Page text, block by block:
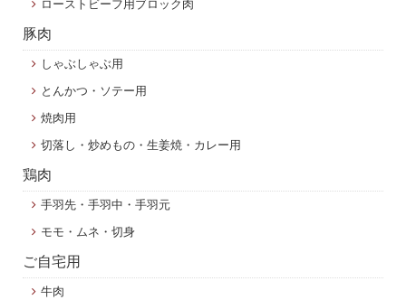
ローストビーフ用ブロック肉
豚肉
しゃぶしゃぶ用
とんかつ・ソテー用
焼肉用
切落し・炒めもの・生姜焼・カレー用
鶏肉
手羽先・手羽中・手羽元
モモ・ムネ・切身
ご自宅用
牛肉